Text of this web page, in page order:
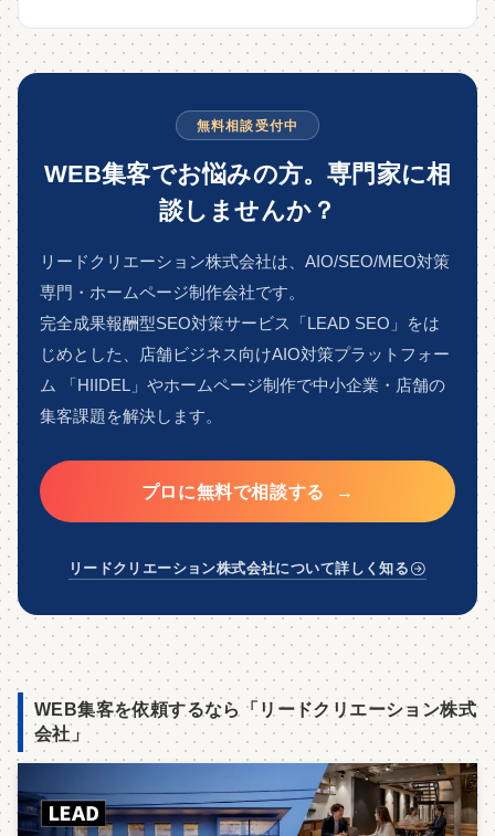
WEB集客でお悩みの方。専門家に相
談しませんか？
リードクリエーション株式会社は、AIO/SEO/MEO対策
専門・ホームページ制作会社です。
完全成果報酬型SEO対策サービス「LEAD SEO」をは
じめとした、店舗ビジネス向けAIO対策プラットフォー
ム 「HIIDEL」やホームページ制作で中小企業・店舗の
集客課題を解決します。
プロに無料で相談する
リードクリエーション株式会社について詳しく知る
WEB集客を依頼するなら「 リードクリエーション株式
会社 」